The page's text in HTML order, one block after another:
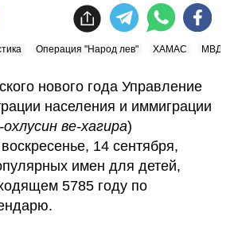
Операция "Народ лев" ХАМАС МВД
нового года Управление
населения и иммиграции
ве-хагира)
14 сентября,
имен для детей,
5785 году по